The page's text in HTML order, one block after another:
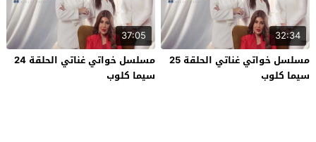
32:34
مسلسل خواتي غناتي الحلقة 25
سيما كلوب
37:05
مسلسل خواتي غناتي الحلقة 24
سيما كلوب